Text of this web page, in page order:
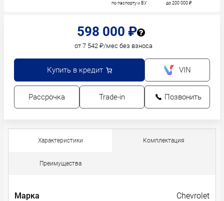
598 000 ₽
от 7 542 ₽/мес без взноса
Купить в кредит VIN
Рассрочка Trade-in Позвонить
по паспорту и ВУ
до 200 000 ₽
Характеристики Комплектация
Преимущества
Марка Chevrolet